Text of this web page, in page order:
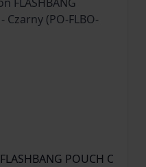
Ładownica Direct Action FLASHBANG